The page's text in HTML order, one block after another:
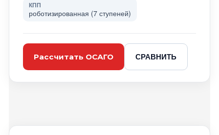
КПП
роботизированная (7 ступеней)
Рассчитать ОСАГО СРАВНИТЬ